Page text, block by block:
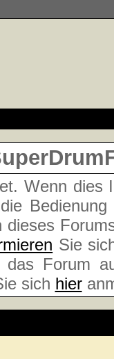
Wenn
dieses
Sie
Forum
sich hier